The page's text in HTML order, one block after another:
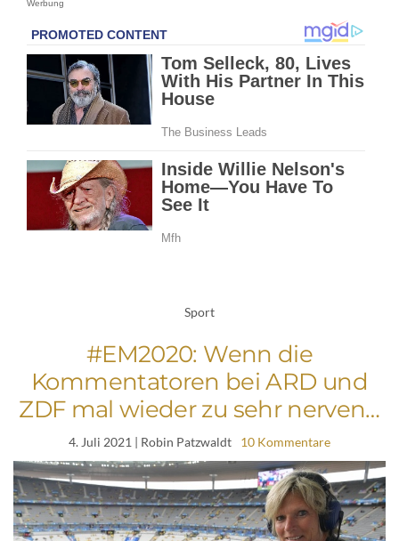
Werbung
Sport
#EM2020: Wenn die
Kommentatoren bei ARD und
ZDF mal wieder zu sehr nerven…
4. Juli 2021 | Robin Patzwaldt 10 Kommentare